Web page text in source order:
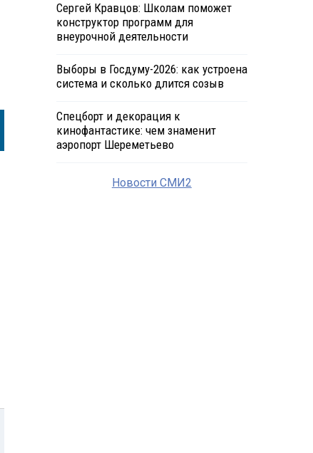
Сергей Кравцов: Школам поможет
конструктор программ для
внеурочной деятельности
Выборы в Госдуму-2026: как устроена
система и сколько длится созыв
Спецборт и декорация к
кинофантастике: чем знаменит
аэропорт Шереметьево
Новости СМИ2